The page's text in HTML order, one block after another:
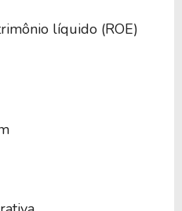
50
líquido (ROE)